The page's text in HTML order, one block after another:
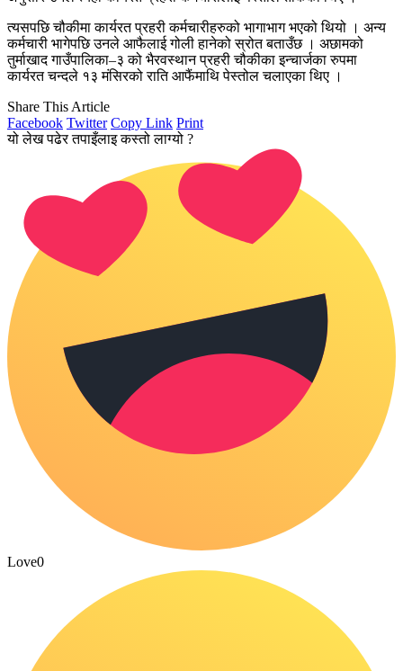
त्यसपछि चौकीमा कार्यरत प्रहरी कर्मचारीहरुको भागाभाग भएको थियो । अन्य
कर्मचारी भागेपछि उनले आफैलाई गोली हानेको स्रोत बताउँछ । अछामको
तुर्माखाद गाउँपालिका–३ को भैरवस्थान प्रहरी चौकीका इन्चार्जका रुपमा
कार्यरत चन्दले १३ मंसिरको राति आफैंमाथि पेस्तोल चलाएका थिए ।
Share This Article
Facebook Twitter Copy Link Print
यो लेख पढेर तपाइँलाइ कस्तो लाग्यो ?
Love0